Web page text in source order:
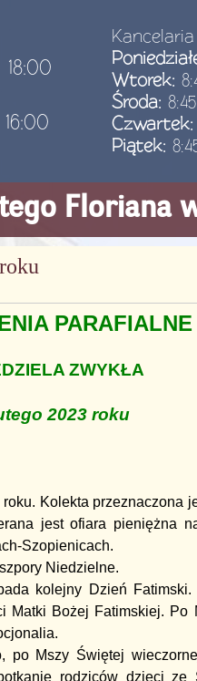
Wtorek:
Środa:
Czwartek:
Piątek:
Floriana
PARAFIALNE
ZWYKŁA
2023 roku
Kolekta przeznaczona
jest ofiara pieniężna
Szopienicach.
Niedzielne.
kolejny Dzień
Matki Bożej Fatimskiej. Po
po Mszy Świętej
rodziców dzieci ze